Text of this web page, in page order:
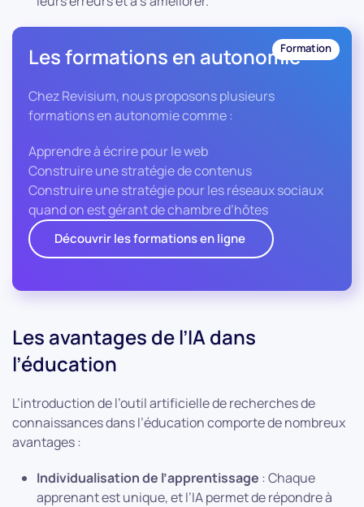
Formation
Les formations en autonomie
Chez Revisium, nous proposons plusieurs
formations en autonomie comme :
Apprendre à écrire pour le web
Construire une stratégie de contenus
Construire une stratégie pour les réseaux sociaux
quand on est gérant de chambre d’hôtes
Découvrir les formations en ligne
Les avantages de l’IA dans
l’éducation
L’introduction de l’outil artificielle de recherches de
connaissances dans l’éducation comporte de nombreux
avantages :
Individualisation de l’apprentissage : Chaque
apprenant est unique, et l’IA permet de répondre à